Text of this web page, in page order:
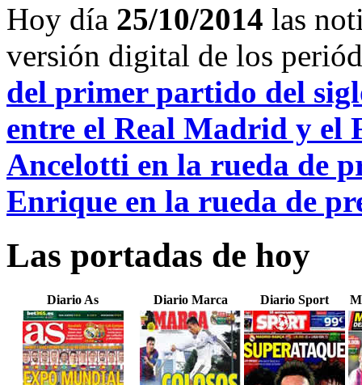
Hoy día 25/10/2014 las
versión digital de los
del primer partido del
entre el Real Madrid y el
Ancelotti en la rueda de
Enrique en la rueda de
Las portadas de hoy
Diario As Diario Marca Diario Sport